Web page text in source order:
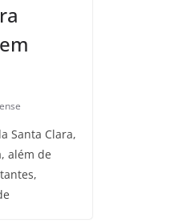
Santa Clara,
além de